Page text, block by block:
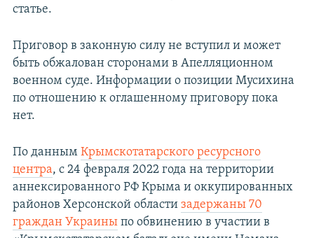
статье.
Приговор в законную силу не вступил и может
быть обжалован сторонами в Апелляционном
военном суде. Информации о позиции Мусихина
по отношению к оглашенному приговору пока
нет.
По данным Крымскотатарского ресурсного
центра, с 24 февраля 2022 года на территории
аннексированного РФ Крыма и оккупированных
районов Херсонской области задержаны 70
граждан Украины по обвинению в участии в